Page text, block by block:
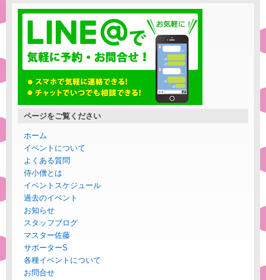
ページをご覧ください
ホーム
イベントについて
よくある質問
侍小僧とは
イベントスケジュール
過去のイベント
お知らせ
スタッフブログ
マスター佐藤
サポーターS
各種イベントについて
お問合せ